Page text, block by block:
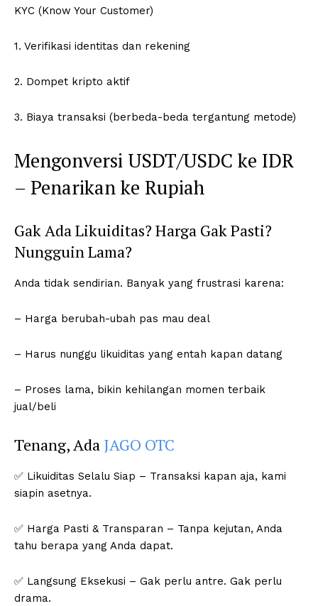
KYC (Know Your Customer)
1. Verifikasi identitas dan rekening
2. Dompet kripto aktif
3. Biaya transaksi (berbeda-beda tergantung metode)
Mengonversi USDT/USDC ke IDR
– Penarikan ke Rupiah
Gak Ada Likuiditas? Harga Gak Pasti?
Nungguin Lama?
Anda tidak sendirian. Banyak yang frustrasi karena:
– Harga berubah-ubah pas mau deal
– Harus nunggu likuiditas yang entah kapan datang
– Proses lama, bikin kehilangan momen terbaik
jual/beli
Tenang, Ada JAGO OTC
✅ Likuiditas Selalu Siap – Transaksi kapan aja, kami
siapin asetnya.
✅ Harga Pasti & Transparan – Tanpa kejutan, Anda
tahu berapa yang Anda dapat.
✅ Langsung Eksekusi – Gak perlu antre. Gak perlu
drama.